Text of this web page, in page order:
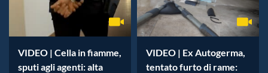
VIDEO | Cella in fiamme,
sputi agli agenti: alta
VIDEO | Ex Autogerma,
tentato furto di rame: